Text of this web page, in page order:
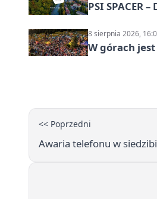
PSI SPACER
8 sierpnia 2026,
W górach
<< Poprzedni
Awaria telefonu w